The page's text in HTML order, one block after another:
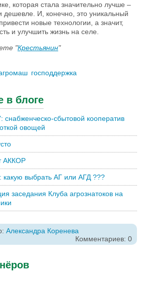
которая стала значительно лучше –
дешевле. И, конечно, это уникальный
новые технологии, а значит,
и улучшить жизнь на селе.
"Крестьянин"
господдержка
в блоге
снабженческо-сбытовой кооператив
овощей
АККОР
какую выбрать АГ или АГД ???
заседания Клуба агрознатоков на
Александра Коренева
Комментариев: 0